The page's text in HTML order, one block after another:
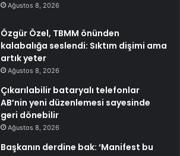
Ağustos 8, 2026
Özgür Özel, TBMM önünden
kalabalığa seslendi: Sıktım dişimi ama
artık yeter
Ağustos 8, 2026
Çıkarılabilir bataryalı telefonlar
AB’nin yeni düzenlemesi sayesinde
geri dönebilir
Ağustos 8, 2026
Başkanın derdine bak: ‘Manifest bu